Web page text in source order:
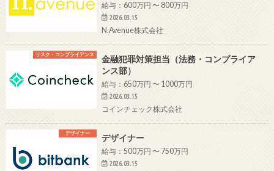
給与：600万円 〜 800万円
2026.03.15
N.Avenue株式会社
リスク・コンプライアンス
金融犯罪対策担当（法務・コンプライア
ンス部）
給与：650万円 〜 1000万円
2026.03.15
コインチェック株式会社
デザイナー デザイナー
給与：500万円 〜 750万円
2026.03.15